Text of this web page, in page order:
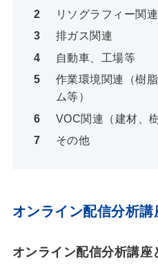
リソグラフィー関連
排ガス関連
自動車、工場等
作業環境関連（樹
ム等）
VOC関連（建材、
その他
オンライン配信分析講
オンライン配信分析講座